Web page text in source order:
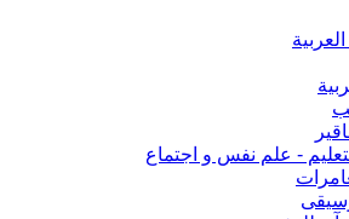
- علم نفس و اجتماع